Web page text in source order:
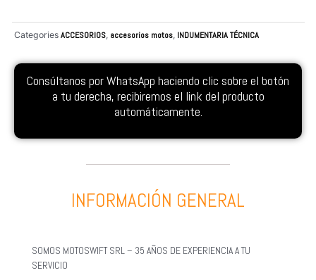
Categories ACCESORIOS, accesorios motos, INDUMENTARIA TÉCNICA
Consúltanos por WhatsApp haciendo clic sobre el botón
a tu derecha, recibiremos el link del producto
automáticamente.
INFORMACIÓN GENERAL
SOMOS MOTOSWIFT SRL – 35 AÑOS DE EXPERIENCIA A TU
SERVICIO